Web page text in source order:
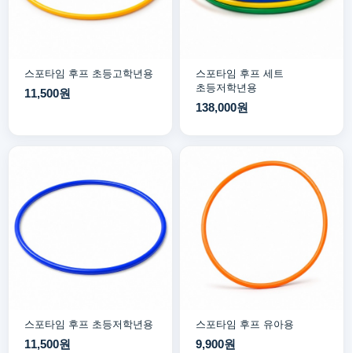
스포타임 후프 초등고학년용
11,500원
스포타임 후프 세트
초등저학년용
138,000원
스포타임 후프 초등저학년용
11,500원
스포타임 후프 유아용
9,900원